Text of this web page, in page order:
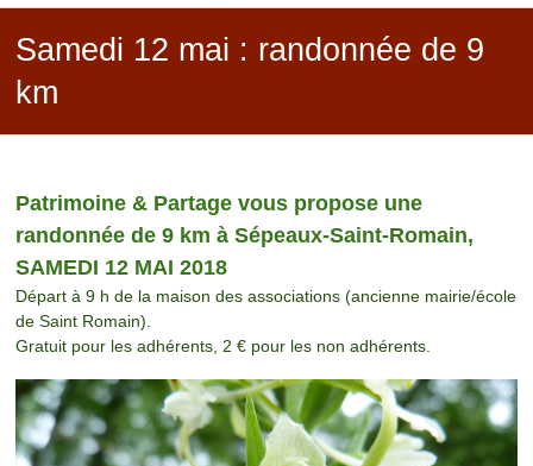
Samedi 12 mai : randonnée de 9
km
Patrimoine & Partage vous propose une
randonnée de 9 km à Sépeaux-Saint-Romain,
SAMEDI 12 MAI 2018
Départ à 9 h de la maison des associations (ancienne ​mairie/​école
de Saint Romain).
Gratuit pour les adhérents, 2 € pour les non adhérents.